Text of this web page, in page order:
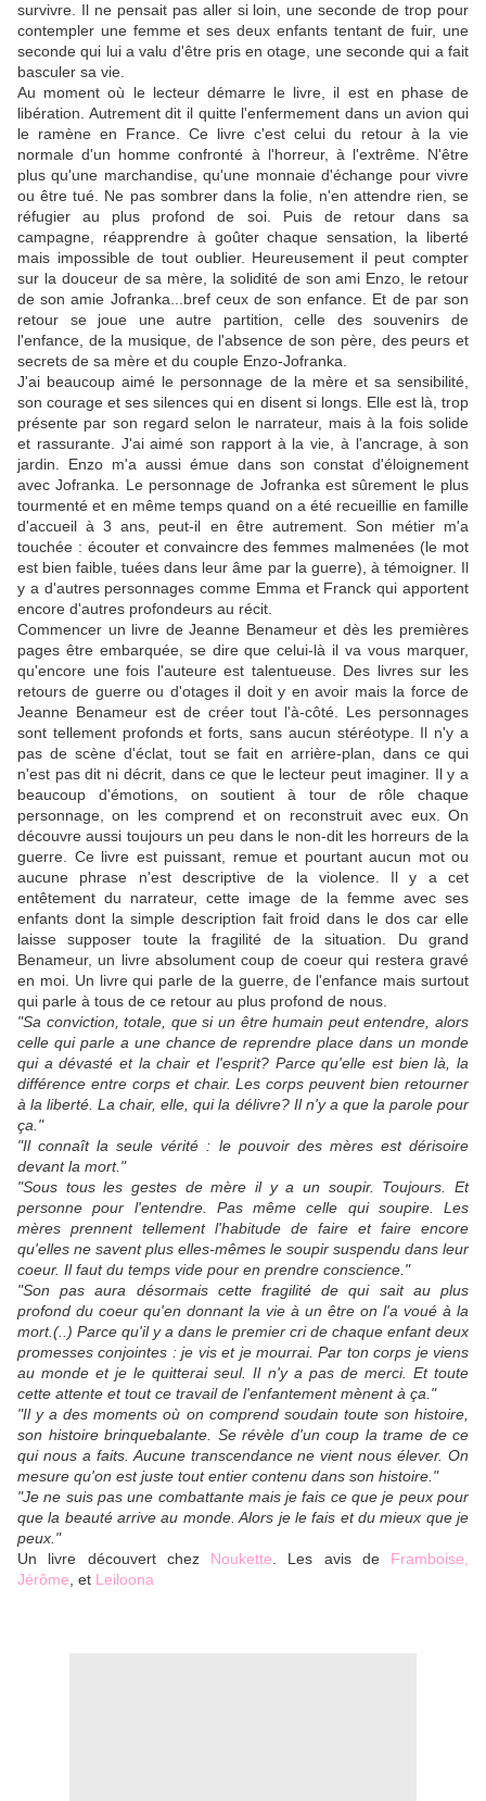
survivre. Il ne pensait pas aller si loin, une seconde de trop pour
contempler une femme et ses deux enfants tentant de fuir, une
seconde qui lui a valu d'être pris en otage, une seconde qui a fait
basculer sa vie.
Au moment où le lecteur démarre le livre, il est en phase de
libération. Autrement dit il quitte l'enfermement dans un avion qui
le ramène en France. Ce livre c'est celui du retour à la vie
normale d'un homme confronté à l'horreur, à l'extrême. N'être
plus qu'une marchandise, qu'une monnaie d'échange pour vivre
ou être tué. Ne pas sombrer dans la folie, n'en attendre rien, se
réfugier au plus profond de soi. Puis de retour dans sa
campagne, réapprendre à goûter chaque sensation, la liberté
mais impossible de tout oublier. Heureusement il peut compter
sur la douceur de sa mère, la solidité de son ami Enzo, le retour
de son amie Jofranka...bref ceux de son enfance. Et de par son
retour se joue une autre partition, celle des souvenirs de
l'enfance, de la musique, de l'absence de son père, des peurs et
secrets de sa mère et du couple Enzo-Jofranka.
J'ai beaucoup aimé le personnage de la mère et sa sensibilité,
son courage et ses silences qui en disent si longs. Elle est là, trop
présente par son regard selon le narrateur, mais à la fois solide
et rassurante. J'ai aimé son rapport à la vie, à l'ancrage, à son
jardin. Enzo m'a aussi émue dans son constat d'éloignement
avec Jofranka. Le personnage de Jofranka est sûrement le plus
tourmenté et en même temps quand on a été recueillie en famille
d'accueil à 3 ans, peut-il en être autrement. Son métier m'a
touchée : écouter et convaincre des femmes malmenées (le mot
est bien faible, tuées dans leur âme par la guerre), à témoigner. Il
y a d'autres personnages comme Emma et Franck qui apportent
encore d'autres profondeurs au récit.
Commencer un livre de Jeanne Benameur et dès les premières
pages être embarquée, se dire que celui-là il va vous marquer,
qu'encore une fois l'auteure est talentueuse. Des livres sur les
retours de guerre ou d'otages il doit y en avoir mais la force de
Jeanne Benameur est de créer tout l'à-côté. Les personnages
sont tellement profonds et forts, sans aucun stéréotype. Il n'y a
pas de scène d'éclat, tout se fait en arrière-plan, dans ce qui
n'est pas dit ni décrit, dans ce que le lecteur peut imaginer. Il y a
beaucoup d'émotions, on soutient à tour de rôle chaque
personnage, on les comprend et on reconstruit avec eux. On
découvre aussi toujours un peu dans le non-dit les horreurs de la
guerre. Ce livre est puissant, remue et pourtant aucun mot ou
aucune phrase n'est descriptive de la violence. Il y a cet
entêtement du narrateur, cette image de la femme avec ses
enfants dont la simple description fait froid dans le dos car elle
laisse supposer toute la fragilité de la situation. Du grand
Benameur, un livre absolument coup de coeur qui restera gravé
en moi. Un livre qui parle de la guerre, de l'enfance mais surtout
qui parle à tous de ce retour au plus profond de nous.
"Sa conviction, totale, que si un être humain peut entendre, alors
celle qui parle a une chance de reprendre place dans un monde
qui a dévasté et la chair et l'esprit? Parce qu'elle est bien là, la
différence entre corps et chair. Les corps peuvent bien retourner
à la liberté. La chair, elle, qui la délivre? Il n'y a que la parole pour
ça."
"Il connaît la seule vérité : le pouvoir des mères est dérisoire
devant la mort."
"Sous tous les gestes de mère il y a un soupir. Toujours. Et
personne pour l'entendre. Pas même celle qui soupire. Les
mères prennent tellement l'habitude de faire et faire encore
qu'elles ne savent plus elles-mêmes le soupir suspendu dans leur
coeur. Il faut du temps vide pour en prendre conscience."
"Son pas aura désormais cette fragilité de qui sait au plus
profond du coeur qu'en donnant la vie à un être on l'a voué à la
mort.(..) Parce qu'il y a dans le premier cri de chaque enfant deux
promesses conjointes : je vis et je mourrai. Par ton corps je viens
au monde et je le quitterai seul. Il n'y a pas de merci. Et toute
cette attente et tout ce travail de l'enfantement mènent à ça."
"Il y a des moments où on comprend soudain toute son histoire,
son histoire brinquebalante. Se révèle d'un coup la trame de ce
qui nous a faits. Aucune transcendance ne vient nous élever. On
mesure qu'on est juste tout entier contenu dans son histoire."
"Je ne suis pas une combattante mais je fais ce que je peux pour
que la beauté arrive au monde. Alors je le fais et du mieux que je
peux."
Un livre découvert chez Noukette . Les avis de Framboise
Jérôme , et Leiloona